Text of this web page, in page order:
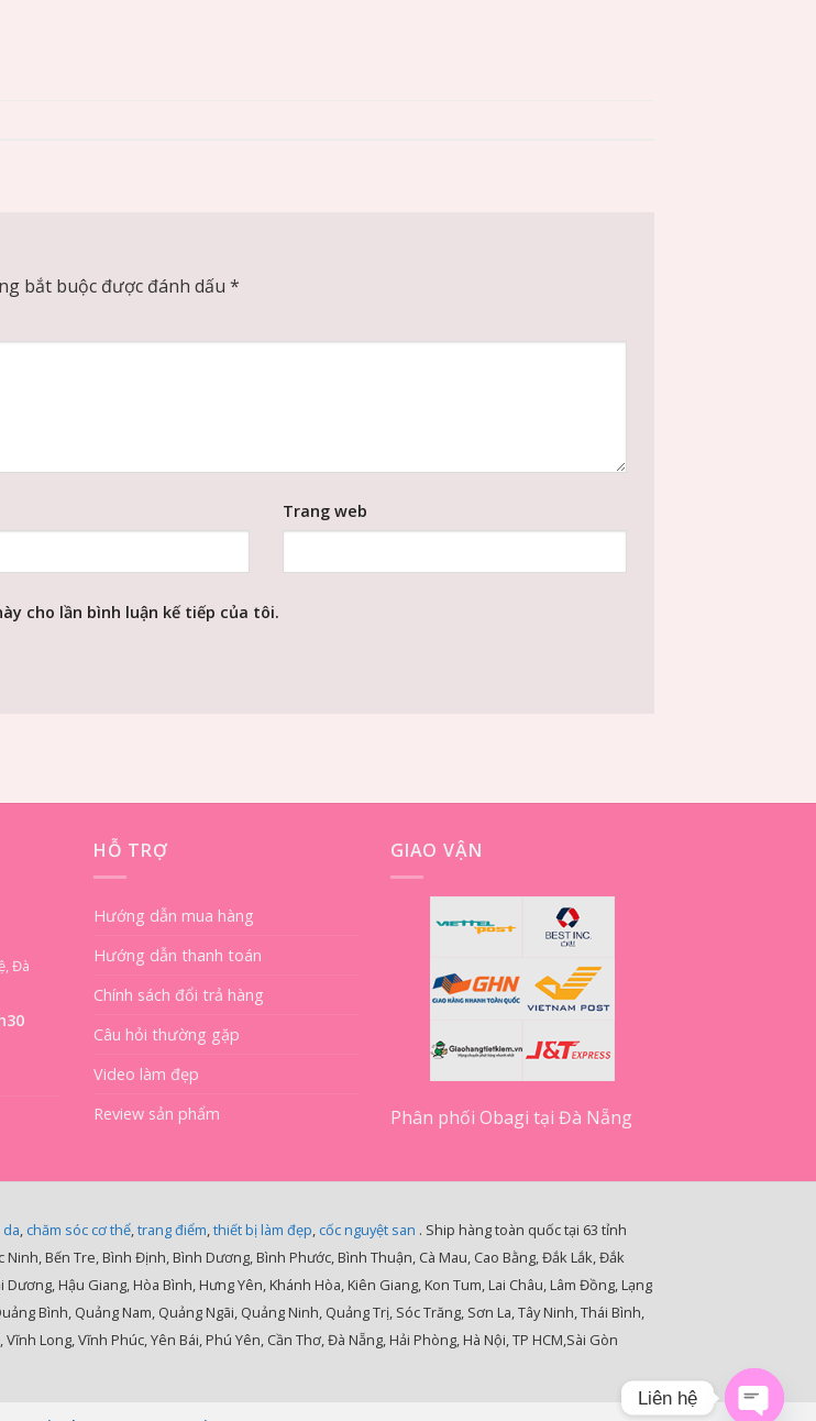
bắt buộc được đánh dấu *
Trang web
cho lần bình luận kế tiếp của tôi.
Đà
HỖ TRỢ
Hướng dẫn mua hàng
Hướng dẫn thanh toán
Chính sách đổi trả hàng
Câu hỏi thường gặp
Video làm đẹp
Review sản phẩm
GIAO VẬN
Phân phối Obagi tại Đà Nẵng
, chăm sóc cơ thể,trang điểm,thiết bị làm đẹp, cốc nguyệt san . Ship hàng toàn quốc tại 63 tỉnh
Ninh, Bến Tre, Bình Định, Bình Dương, Bình Phước, Bình Thuận, Cà Mau, Cao Bằng, Đắk Lắk, Đắk
Hậu Giang, Hòa Bình, Hưng Yên, Khánh Hòa, Kiên Giang, Kon Tum, Lai Châu, Lâm Đồng, Lạng
Bình, Quảng Nam, Quảng Ngãi, Quảng Ninh, Quảng Trị, Sóc Trăng, Sơn La, Tây Ninh, Thái Bình,
Long, Vĩnh Phúc, Yên Bái, Phú Yên, Cần Thơ, Đà Nẵng, Hải Phòng, Hà Nội, TP HCM,Sài Gòn
Liên hệ